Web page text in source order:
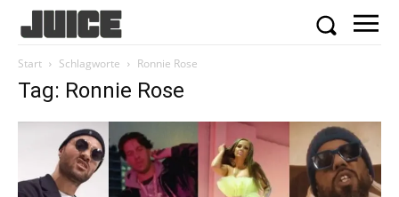
Start Schlagworte Ronnie Rose
Tag: Ronnie Rose